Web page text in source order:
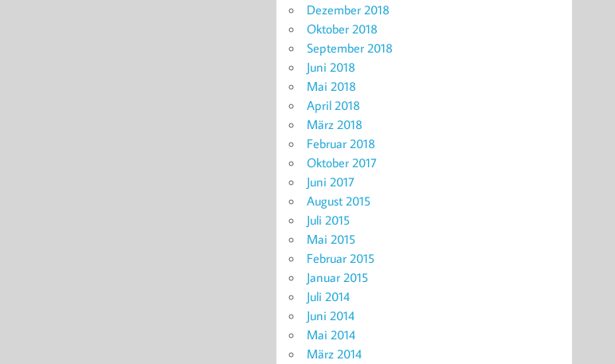
Dezember 2018
Oktober 2018
September 2018
Juni 2018
Mai 2018
April 2018
März 2018
Februar 2018
Oktober 2017
Juni 2017
August 2015
Juli 2015
Mai 2015
Februar 2015
Januar 2015
Juli 2014
Juni 2014
Mai 2014
März 2014